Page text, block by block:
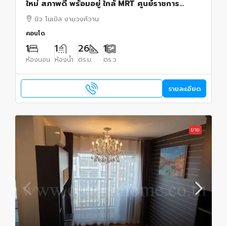
ใหม่ สภาพดี พร้อมอยู่ ใกล้ MRT ศูนย์ราชการ
นนทบุรี
นิว โนเบิล งามวงศ์วาน
คอนโด
1
ห้องนอน
1
ห้องน้ำ
26
ตร.ม.
1
ตร.ว.
รายละเอียด
ขาย